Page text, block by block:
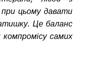
цьому давати
Це баланс
самих